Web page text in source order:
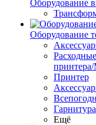
Оборудование
Оборудование
Принтер
Гарнитура
Ещё